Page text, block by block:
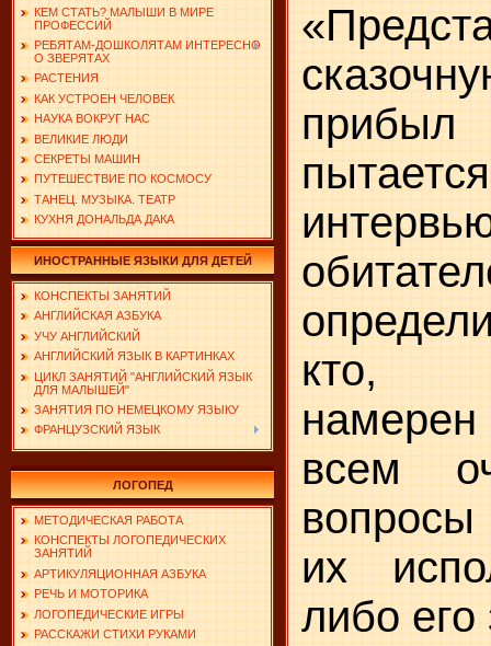
КЕМ СТАТЬ? МАЛЫШИ В МИРЕ
ПРОФЕССИЙ
РЕБЯТАМ-ДОШКОЛЯТАМ ИНТЕРЕСНО
О ЗВЕРЯТАХ
РАСТЕНИЯ
КАК УСТРОЕН ЧЕЛОВЕК
НАУКА ВОКРУГ НАС
ВЕЛИКИЕ ЛЮДИ
СЕКРЕТЫ МАШИН
ПУТЕШЕСТВИЕ ПО КОСМОСУ
ТАНЕЦ. МУЗЫКА. ТЕАТР
КУХНЯ ДОНАЛЬДА ДАКА
ИНОСТРАННЫЕ ЯЗЫКИ ДЛЯ ДЕТЕЙ
КОНСПЕКТЫ ЗАНЯТИЙ
АНГЛИЙСКАЯ АЗБУКА
УЧУ АНГЛИЙСКИЙ
АНГЛИЙСКИЙ ЯЗЫК В КАРТИНКАХ
ЦИКЛ ЗАНЯТИЙ "АНГЛИЙСКИЙ ЯЗЫК
ДЛЯ МАЛЫШЕЙ"
ЗАНЯТИЯ ПО НЕМЕЦКОМУ ЯЗЫКУ
ФРАНЦУЗСКИЙ ЯЗЫК
ЛОГОПЕД
МЕТОДИЧЕСКАЯ РАБОТА
КОНСПЕКТЫ ЛОГОПЕДИЧЕСКИХ
ЗАНЯТИЙ
АРТИКУЛЯЦИОННАЯ АЗБУКА
РЕЧЬ И МОТОРИКА
ЛОГОПЕДИЧЕСКИЕ ИГРЫ
РАССКАЖИ СТИХИ РУКАМИ
прибыл
кто,
всем
их
либо его